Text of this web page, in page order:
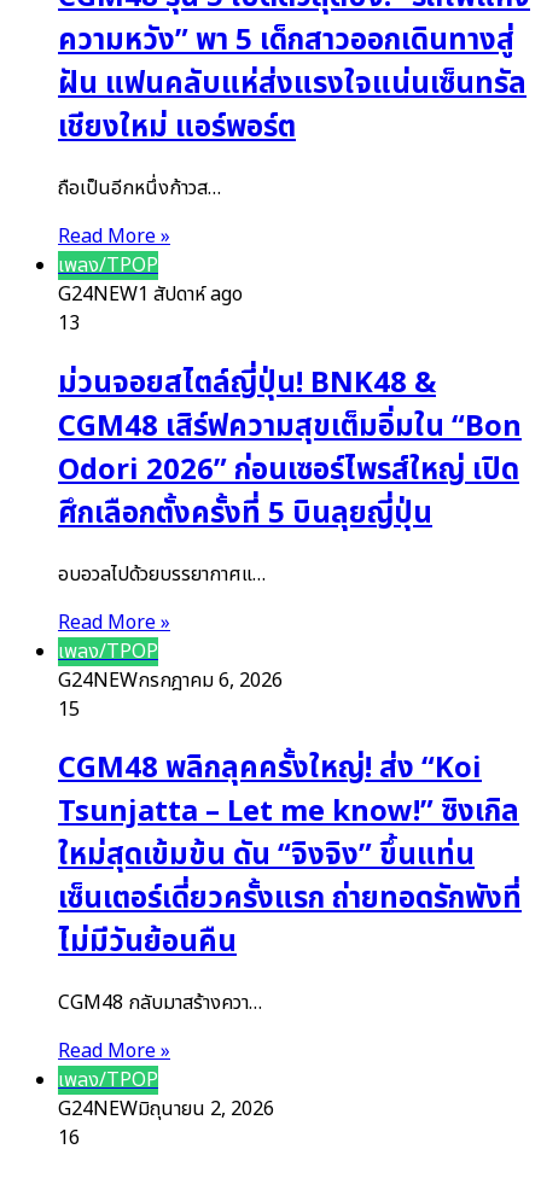
ความหวัง” พา 5 เด็กสาวออกเดินทางสู่
ฝัน แฟนคลับแห่ส่งแรงใจแน่นเซ็นทรัล
เชียงใหม่ แอร์พอร์ต
ถือเป็นอีกหนึ่งก้าวส…
Read More »
เพลง/TPOP
G24NEW1 สัปดาห์ ago
13
ม่วนจอยสไตล์ญี่ปุ่น! BNK48 &
CGM48 เสิร์ฟความสุขเต็มอิ่มใน “Bon
Odori 2026” ก่อนเซอร์ไพรส์ใหญ่ เปิด
ศึกเลือกตั้งครั้งที่ 5 บินลุยญี่ปุ่น
อบอวลไปด้วยบรรยากาศแ…
Read More »
เพลง/TPOP
G24NEWกรกฎาคม 6, 2026
15
CGM48 พลิกลุคครั้งใหญ่! ส่ง “Koi
Tsunjatta – Let me know!” ซิงเกิล
ใหม่สุดเข้มข้น ดัน “จิงจิง” ขึ้นแท่น
เซ็นเตอร์เดี่ยวครั้งแรก ถ่ายทอดรักพังที่
ไม่มีวันย้อนคืน
CGM48 กลับมาสร้างควา…
Read More »
เพลง/TPOP
G24NEWมิถุนายน 2, 2026
16